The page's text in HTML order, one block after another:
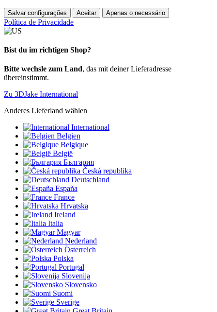
Salvar configurações Aceitar Apenas o necessário
Política de Privacidade
Bist du im richtigen Shop?
Bitte wechsle zum Land, das mit deiner Lieferadresse
übereinstimmt.
Zu 3DJake International
Anderes Lieferland wählen
International
Belgien
Belgique
België
България
Česká republika
Deutschland
España
France
Hrvatska
Ireland
Italia
Magyar
Nederland
Österreich
Polska
Portugal
Slovenija
Slovensko
Suomi
Sverige